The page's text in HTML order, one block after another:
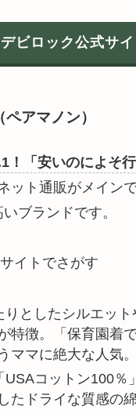
デビロック公式サイ
アマノン）
！「安いのによそ
ット通販がメイン
ブランドです。
イトでさがす
りとしたシルエット
特徴。「保育園着
ママに絶大な人気。
USAコットン100％
たドライな質感の